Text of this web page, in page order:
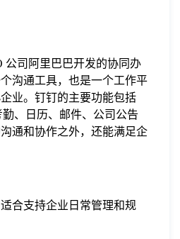
公司阿里巴巴开发的协同办
沟通工具，也是一个工作平
业。钉钉的主要功能包括
、日历、邮件、公司公告
通和协作之外，还能满足企
合支持企业日常管理和规